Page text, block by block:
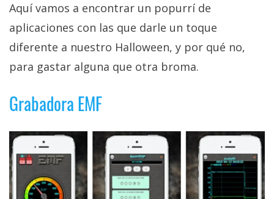
El medio de
comunicación
digital donde
encontrarás
todas las
tecnología,
móviles,
apps,
informática,
videojuegos,
comparativas,
trucos y
tutoriales.
Aquí vamos a encontrar un popurrí de
aplicaciones con las que darle un toque
diferente a nuestro Halloween, y por qué no,
para gastar alguna que otra broma.
Grabadora EMF